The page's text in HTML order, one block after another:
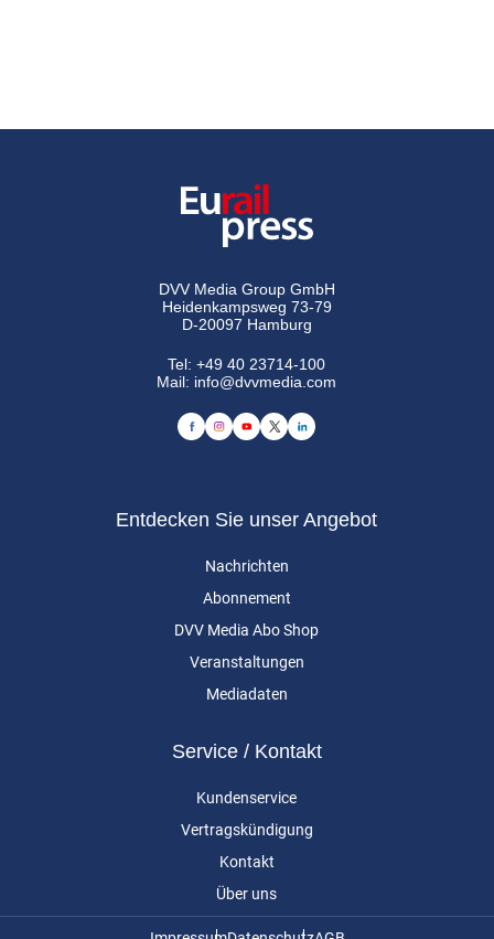
DVV Media Group GmbH
Heidenkampsweg 73-79
D-20097 Hamburg
Tel:+49 40 23714-100
Mail: info@dvvmedia.com
Entdecken Sie unser Angebot
Nachrichten
Abonnement
DVV Media Abo Shop
Veranstaltungen
Mediadaten
Service / Kontakt
Kundenservice
Vertragskündigung
Kontakt
Über uns